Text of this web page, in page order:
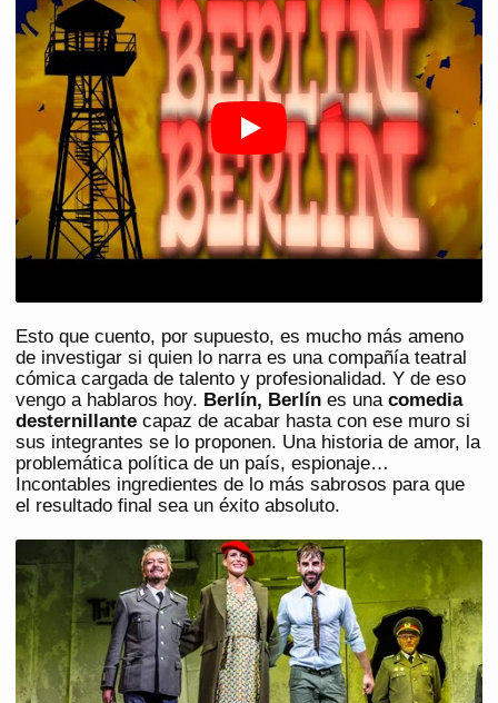
Esto que cuento, por supuesto, es mucho más ameno
de investigar si quien lo narra es una compañía teatral
cómica cargada de talento y profesionalidad. Y de eso
vengo a hablaros hoy. Berlín, Berlín es una comedia
desternillante capaz de acabar hasta con ese muro si
sus integrantes se lo proponen. Una historia de amor, la
problemática política de un país, espionaje…
Incontables ingredientes de lo más sabrosos para que
el resultado final sea un éxito absoluto.